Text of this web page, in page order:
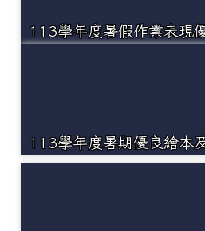
113學年度暑假作業表現
113學年度暑期優良繪本